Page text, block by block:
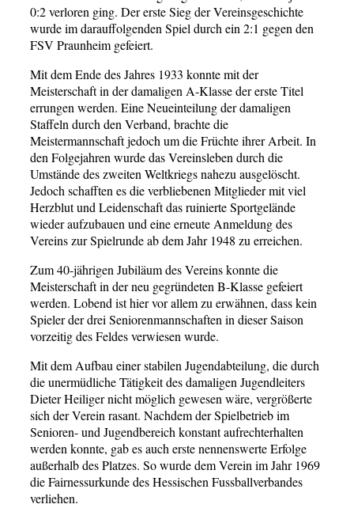
0:2 verloren ging. Der erste Sieg der Vereinsgeschichte
wurde im darauffolgenden Spiel durch ein 2:1 gegen den
FSV Praunheim gefeiert.
Mit dem Ende des Jahres 1933 konnte mit der
Meisterschaft in der damaligen A-Klasse der erste Titel
errungen werden. Eine Neueinteilung der damaligen
Staffeln durch den Verband, brachte die
Meistermannschaft jedoch um die Früchte ihrer Arbeit. In
den Folgejahren wurde das Vereinsleben durch die
Umstände des zweiten Weltkriegs nahezu ausgelöscht.
Jedoch schafften es die verbliebenen Mitglieder mit viel
Herzblut und Leidenschaft das ruinierte Sportgelände
wieder aufzubauen und eine erneute Anmeldung des
Vereins zur Spielrunde ab dem Jahr 1948 zu erreichen.
Zum 40-jährigen Jubiläum des Vereins konnte die
Meisterschaft in der neu gegründeten B-Klasse gefeiert
werden. Lobend ist hier vor allem zu erwähnen, dass kein
Spieler der drei Seniorenmannschaften in dieser Saison
vorzeitig des Feldes verwiesen wurde.
Mit dem Aufbau einer stabilen Jugendabteilung, die durch
die unermüdliche Tätigkeit des damaligen Jugendleiters
Dieter Heiliger nicht möglich gewesen wäre, vergrößerte
sich der Verein rasant. Nachdem der Spielbetrieb im
Senioren- und Jugendbereich konstant aufrechterhalten
werden konnte, gab es auch erste nennenswerte Erfolge
außerhalb des Platzes. So wurde dem Verein im Jahr 1969
die Fairnessurkunde des Hessischen Fussballverbandes
verliehen.